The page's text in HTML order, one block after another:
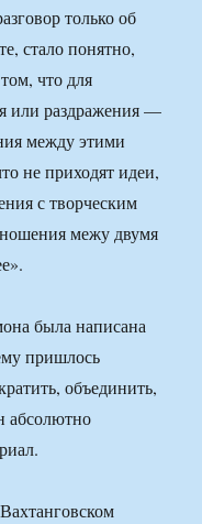
только об
стало понятно,
что для
или раздражения —
между этими
не приходят идеи,
с творческим
межу двумя
была написана
пришлось
объединить,
абсолютно